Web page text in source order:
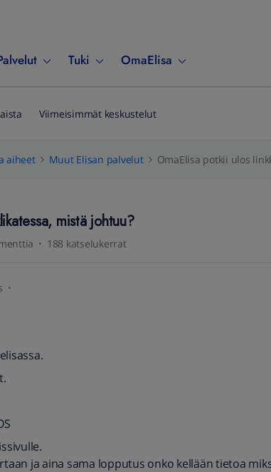
Tuki OmaElisa
Viimeisimmät keskustelut
aiheet Muut Elisan palvelut OmaElisa potkii ulos
mistä johtuu?
188 katselukerrat
ja aina sama lopputus onko kellään tietoa